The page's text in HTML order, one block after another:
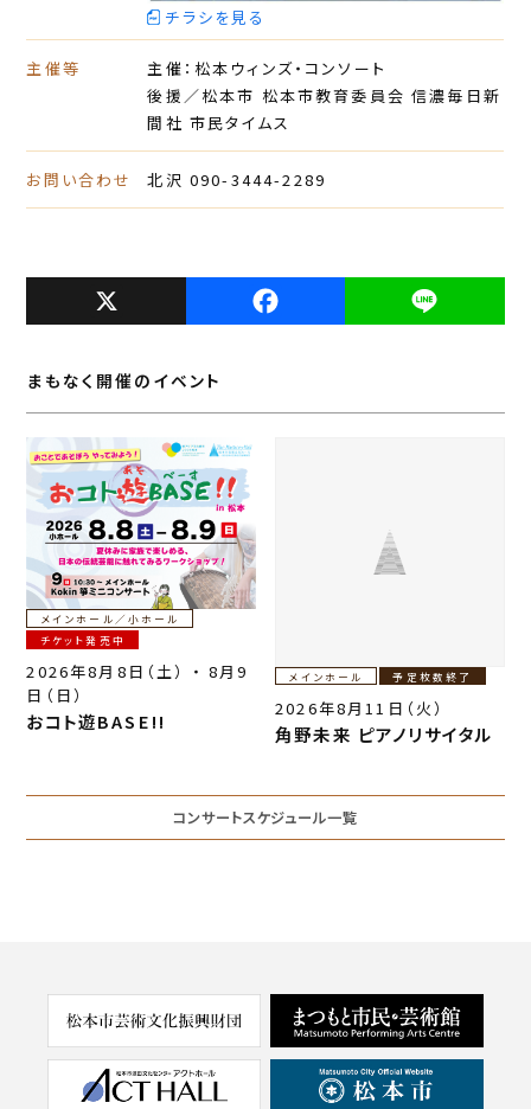
チラシを見る
主催等
主催：松本ウィンズ・コンソート
後援／松本市 松本市教育委員会 信濃毎日新
間社 市民タイムス
お問い合わせ 北沢 090-3444-2289
X
F
a
L
i
まもなく開催のイベント
メインホール／小ホール
チケット発売中
2026年8月8日（土） ・ 8月9
日（日）
おコト遊BASE!!
メインホール 予定枚数終了
2026年8月11日（火）
角野未来 ピアノリサイタル
コンサートスケジュール一覧